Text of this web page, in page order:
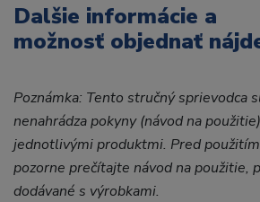
Dalšie informácie a
možnosť objednať
Poznámka: Tento stručný sprievodca
nenahrádza pokyny (návod na
jednotlivými produktmi. Pred
pozorne prečítajte návod na použitie,
dodávané s výrobkami.